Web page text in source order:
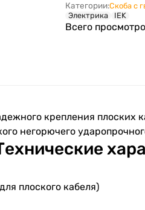
Категории:Скоба с
Электрика
IEK
Всего
крепления
негорючего
плоского кабеля)